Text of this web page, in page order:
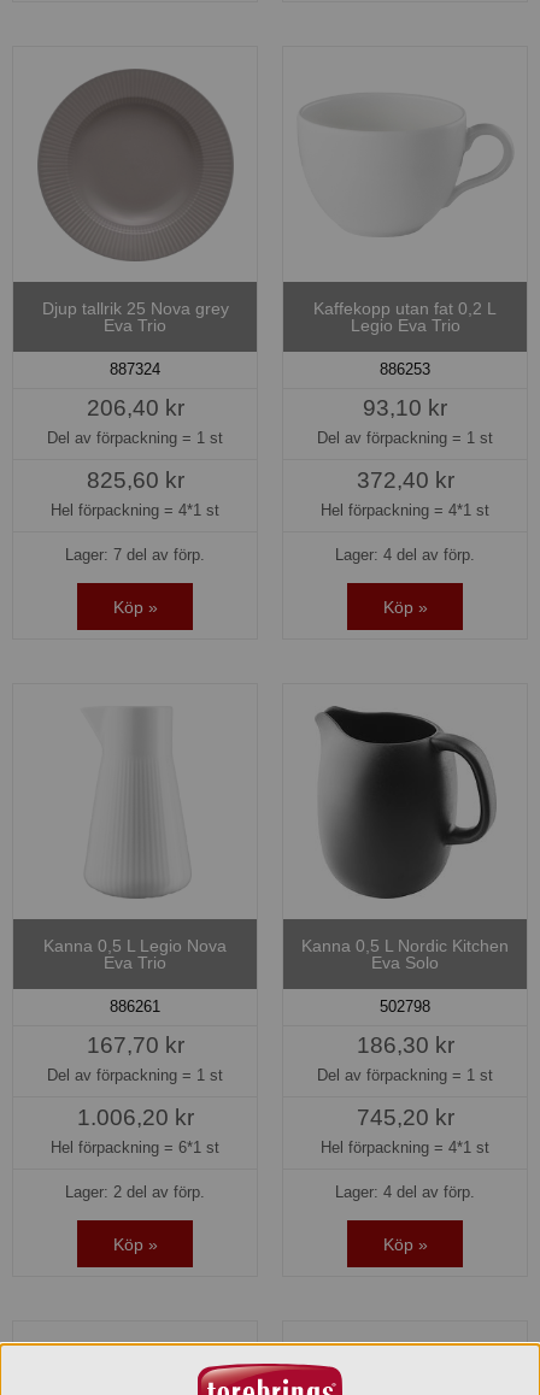
Djup tallrik 25 Nova grey
Eva Trio
887324
206,40 kr
Del av förpackning = 1 st
825,60 kr
Hel förpackning = 4*1 st
Lager: 7 del av förp.
Köp »
Kaffekopp utan fat 0,2 L
Legio Eva Trio
886253
93,10 kr
Del av förpackning = 1 st
372,40 kr
Hel förpackning = 4*1 st
Lager: 4 del av förp.
Köp »
Kanna 0,5 L Legio Nova
Eva Trio
886261
167,70 kr
Del av förpackning = 1 st
1.006,20 kr
Hel förpackning = 6*1 st
Lager: 2 del av förp.
Köp »
Kanna 0,5 L Nordic Kitchen
Eva Solo
502798
186,30 kr
Del av förpackning = 1 st
745,20 kr
Hel förpackning = 4*1 st
Lager: 4 del av förp.
Köp »